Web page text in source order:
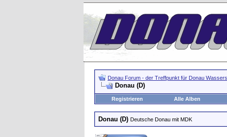
Donau Forum - der Treffpunkt für Donau
Donau (D)
Registrieren
Alle Alben
Donau (D) Deutsche Donau mit MDK